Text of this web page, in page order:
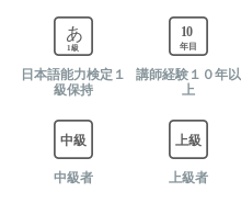
日本語能力検定１
級保持
講師経験１０年以
上
中級者 上級者
06:30 -
07:00 -
07:30 -